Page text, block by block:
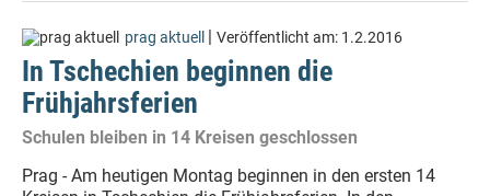
prag aktuell | Veröffentlicht am: 1.2.2016
In Tschechien beginnen die
Frühjahrsferien
Schulen bleiben in 14 Kreisen geschlossen
Prag - Am heutigen Montag beginnen in den ersten 14